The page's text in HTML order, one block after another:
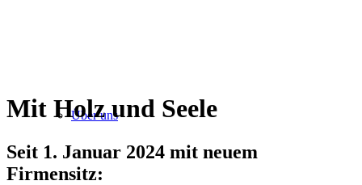
Über uns
Mit Holz und Seele
Seit 1. Januar 2024 mit neuem
Firmensitz: